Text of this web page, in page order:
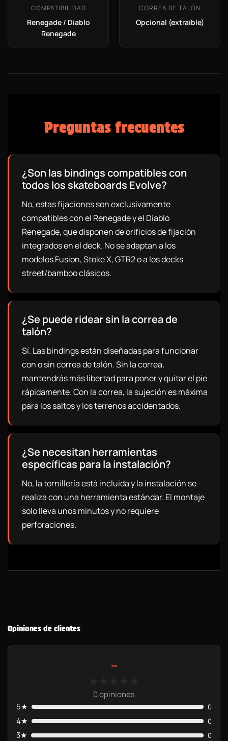
COMPATIBILIDAD
Renegade / Diablo
Renegade
CORREA DE TALÓN
Opcional (extraíble)
Preguntas frecuentes
¿Son las bindings compatibles con
todos los skateboards Evolve?
No, estas fijaciones son exclusivamente
compatibles con el Renegade y el Diablo
Renegade, que disponen de orificios de fijación
integrados en el deck. No se adaptan a los
modelos Fusion, Stoke X, GTR2 o a los decks
street/bamboo clásicos.
¿Se puede ridear sin la correa de
talón?
Sí. Las bindings están diseñadas para funcionar
con o sin correa de talón. Sin la correa,
mantendrás más libertad para poner y quitar el pie
rápidamente. Con la correa, la sujeción es máxima
para los saltos y los terrenos accidentados.
¿Se necesitan herramientas
específicas para la instalación?
No, la tornillería está incluida y la instalación se
realiza con una herramienta estándar. El montaje
solo lleva unos minutos y no requiere
perforaciones.
Opiniones de clientes
-
0 opiniones
5★
0
4★ 0
3★ 0